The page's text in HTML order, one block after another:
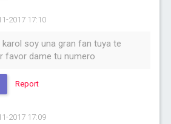
2017 17:10
soy una gran fan tuya te
favor dame tu numero
Report
2017 17:09